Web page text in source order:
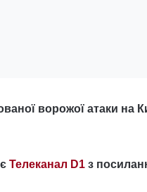
ворожої атаки на
Телеканал D1 з